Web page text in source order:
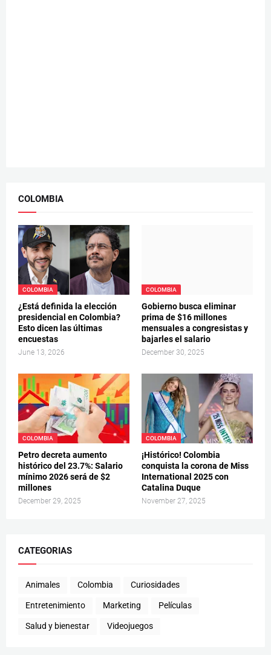
COLOMBIA
COLOMBIA
¿Está definida la elección
presidencial en Colombia?
Esto dicen las últimas
encuestas
June 13, 2026
COLOMBIA
Gobierno busca eliminar
prima de $16 millones
mensuales a congresistas y
bajarles el salario
December 30, 2025
COLOMBIA
Petro decreta aumento
histórico del 23.7%: Salario
mínimo 2026 será de $2
millones
December 29, 2025
COLOMBIA
¡Histórico! Colombia
conquista la corona de Miss
International 2025 con
Catalina Duque
November 27, 2025
CATEGORIAS
Animales Colombia Curiosidades
Entretenimiento Marketing Películas
Salud y bienestar Videojuegos